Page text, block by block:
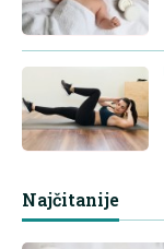
Najčitanije